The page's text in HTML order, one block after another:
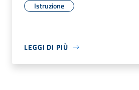
Istruzione
LEGGI DI PIÙ